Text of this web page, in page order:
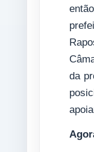
da